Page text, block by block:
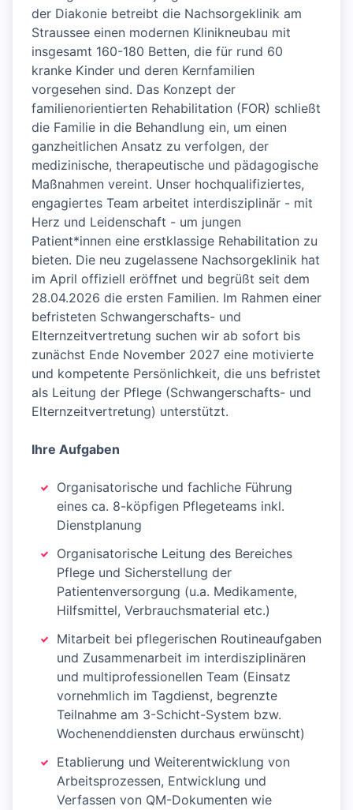
der Diakonie betreibt die Nachsorgeklinik am
Straussee einen modernen Klinikneubau mit
insgesamt 160-180 Betten, die für rund 60
kranke Kinder und deren Kernfamilien
vorgesehen sind. Das Konzept der
familienorientierten Rehabilitation (FOR) schließt
die Familie in die Behandlung ein, um einen
ganzheitlichen Ansatz zu verfolgen, der
medizinische, therapeutische und pädagogische
Maßnahmen vereint. Unser hochqualifiziertes,
engagiertes Team arbeitet interdisziplinär - mit
Herz und Leidenschaft - um jungen
Patient*innen eine erstklassige Rehabilitation zu
bieten. Die neu zugelassene Nachsorgeklinik hat
im April offiziell eröffnet und begrüßt seit dem
28.04.2026 die ersten Familien. Im Rahmen einer
befristeten Schwangerschafts- und
Elternzeitvertretung suchen wir ab sofort bis
zunächst Ende November 2027 eine motivierte
und kompetente Persönlichkeit, die uns befristet
als Leitung der Pflege (Schwangerschafts- und
Elternzeitvertretung) unterstützt.
Ihre Aufgaben
Organisatorische und fachliche Führung
eines ca. 8-köpfigen Pflegeteams inkl.
Dienstplanung
Organisatorische Leitung des Bereiches
Pflege und Sicherstellung der
Patientenversorgung (u.a. Medikamente,
Hilfsmittel, Verbrauchsmaterial etc.)
Mitarbeit bei pflegerischen Routineaufgaben
und Zusammenarbeit im interdisziplinären
und multiprofessionellen Team (Einsatz
vornehmlich im Tagdienst, begrenzte
Teilnahme am 3-Schicht-System bzw.
Wochenenddiensten durchaus erwünscht)
Etablierung und Weiterentwicklung von
Arbeitsprozessen, Entwicklung und
Verfassen von QM-Dokumenten wie